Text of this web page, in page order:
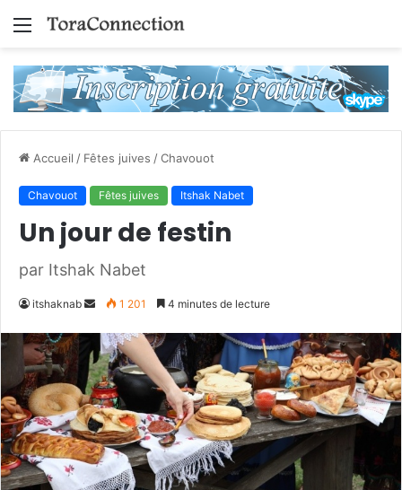
Menu
Accueil / Fêtes juives /Chavouot
Chavouot Fêtes juives Itshak Nabet
Un jour de festin
par Itshak Nabet
itshaknab
Envoyer
courriel
1 201 4 minutes de lecture